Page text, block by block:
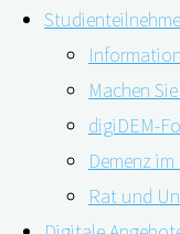
Machen
digiDEM-
Demenz
Rat und
27.04.2021